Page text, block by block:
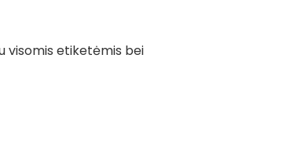
visomis etiketėmis bei